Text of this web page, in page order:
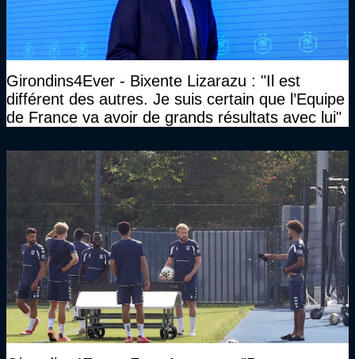
Girondins4Ever - Bixente Lizarazu : "Il est
différent des autres. Je suis certain que l’Equipe
de France va avoir de grands résultats avec lui"